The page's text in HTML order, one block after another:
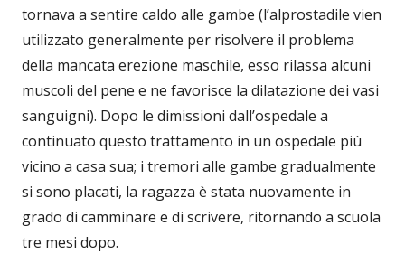
tornava a sentire caldo alle gambe (l’alprostadile vien
utilizzato generalmente per risolvere il problema
della mancata erezione maschile, esso rilassa alcuni
muscoli del pene e ne favorisce la dilatazione dei vasi
sanguigni). Dopo le dimissioni dall’ospedale a
continuato questo trattamento in un ospedale più
vicino a casa sua; i tremori alle gambe gradualmente
si sono placati, la ragazza è stata nuovamente in
grado di camminare e di scrivere, ritornando a scuola
tre mesi dopo.